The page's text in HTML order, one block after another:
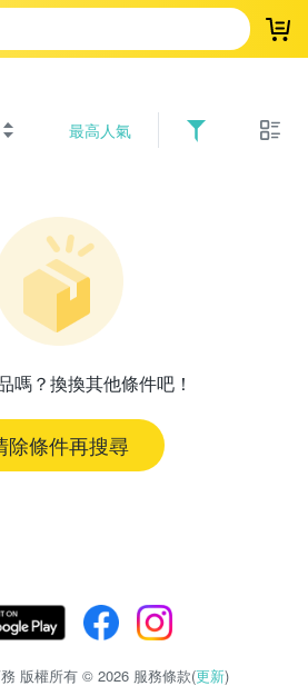
登
最高人氣
嗎？換換其他條件吧！
除條件再搜尋
版權所有 © 2026 服務條款(更新)